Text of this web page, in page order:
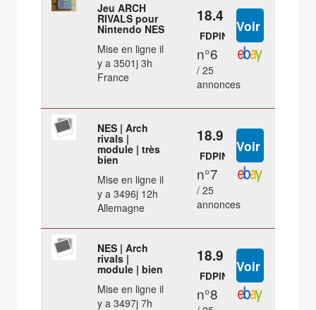
Jeu ARCH
RIVALS pour
Nintendo NES
Mise en ligne il
y a 3501j 3h
France
18.4 €
FDPIN
n°6
/ 25
annonces
NES | Arch
rivals |
module | très
bien
Mise en ligne il
y a 3496j 12h
Allemagne
18.9 €
FDPIN
n°7
/ 25
annonces
NES | Arch
rivals |
module | bien
Mise en ligne il
y a 3497j 7h
18.9 €
FDPIN
n°8